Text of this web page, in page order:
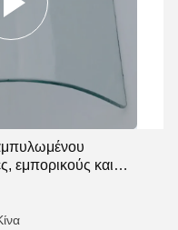
εμπορικούς και